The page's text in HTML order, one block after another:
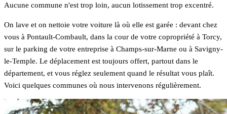
Aucune commune n'est trop loin, aucun lotissement trop excentré.
On lave et on nettoie votre voiture là où elle est garée : devant chez
vous à Pontault-Combault, dans la cour de votre copropriété à Torcy,
sur le parking de votre entreprise à Champs-sur-Marne ou à Savigny-
le-Temple. Le déplacement est toujours offert, partout dans le
département, et vous réglez seulement quand le résultat vous plaît.
Voici quelques communes où nous intervenons régulièrement.